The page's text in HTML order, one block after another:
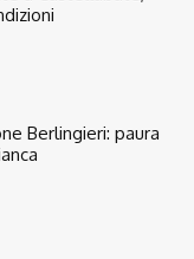
Berlingieri: paura